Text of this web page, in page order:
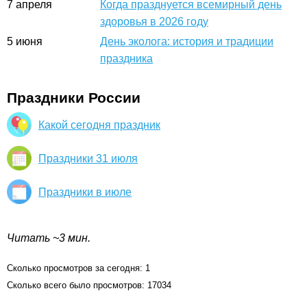
7 апреля
Когда празднуется всемирный день
здоровья в 2026 году
5 июня
День эколога: история и традиции
праздника
Праздники России
Какой сегодня праздник
Праздники 31 июля
Праздники в июле
Читать ~3 мин.
Сколько просмотров за сегодня: 1
Сколько всего было просмотров: 17034